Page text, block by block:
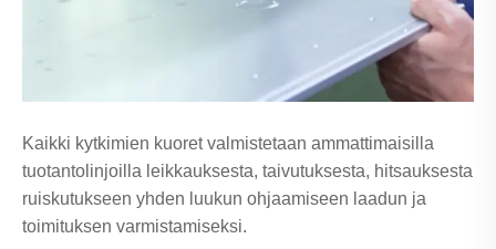
Kaikki kytkimien kuoret valmistetaan ammattimaisilla
tuotantolinjoilla leikkauksesta, taivutuksesta, hitsauksesta
ruiskutukseen yhden luukun ohjaamiseen laadun ja
toimituksen varmistamiseksi.